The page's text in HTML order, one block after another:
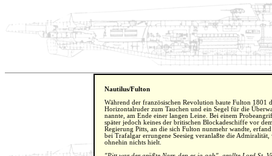
Nautilus/Fulton
Während der französischen Revolution baute Fulton 1801
Horizontalruder zum Tauchen und ein Segel für die
nannte, am Ende einer langen Leine. Bei einem
später jedoch keines der britischen Blockadeschiffe vor
Regierung Pitts, an die sich Fulton nunmehr wandte,
bei Trafalgar errungene Seesieg veranlaßte die
ohnehin nichts hielt.